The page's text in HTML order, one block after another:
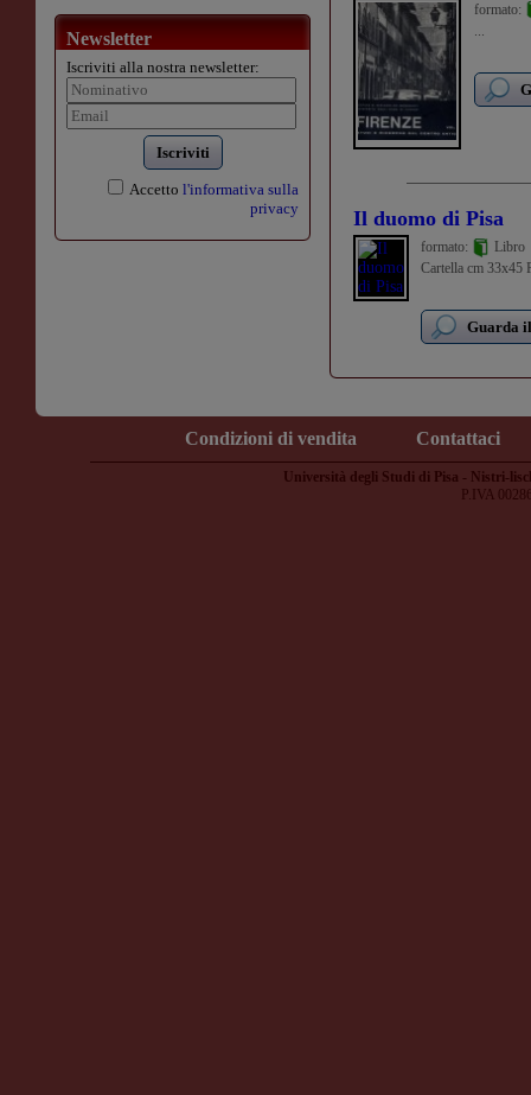
Newsletter
Iscriviti alla nostra newsletter:
Iscriviti
Accetto l'informativa sulla
privacy
formato:
...
Il duomo di Pisa
formato:
Libro
Cartella cm 33x45
Guarda
Condizioni di vendita Contattaci
Università degli Studi di Pisa - Nistri-
P.IVA